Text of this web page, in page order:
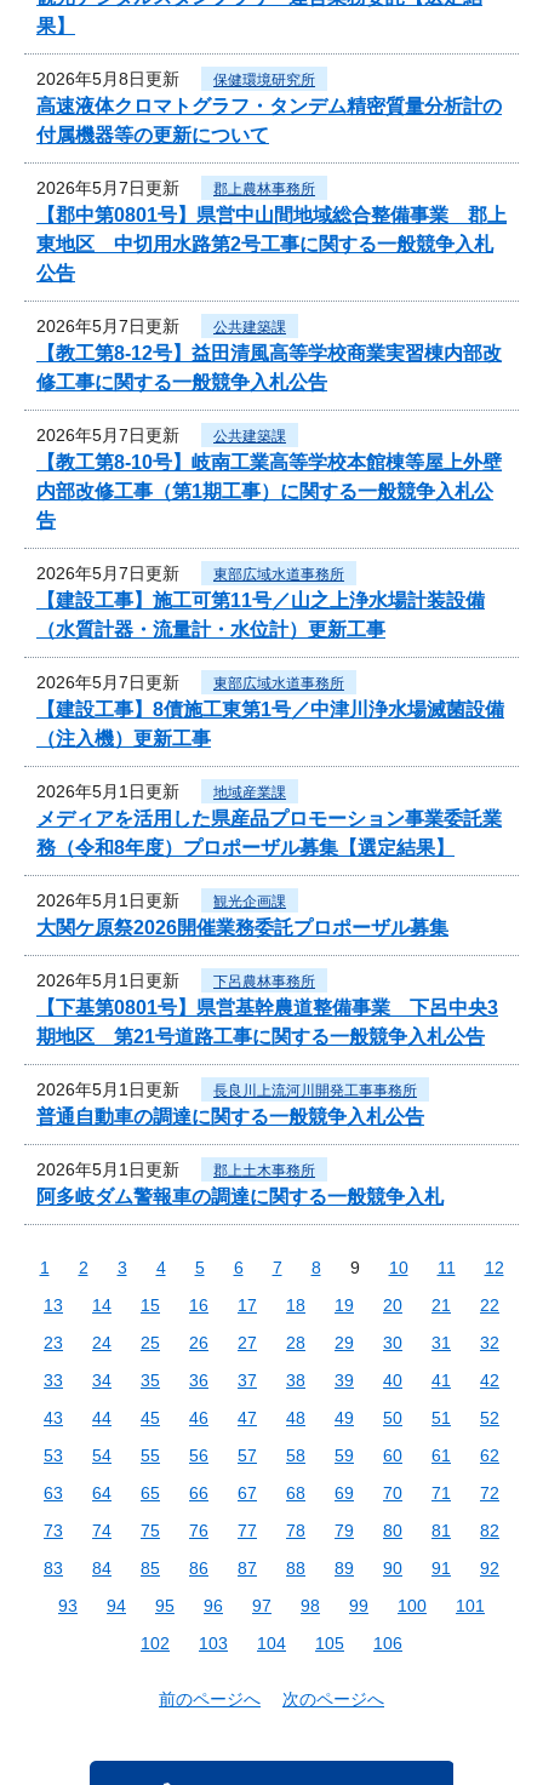
果】
2026年5月8日更新 保健環境研究所
高速液体クロマトグラフ・タンデム精密質量分析計の
付属機器等の更新について
2026年5月7日更新 郡上農林事務所
【郡中第0801号】県営中山間地域総合整備事業 郡上
東地区 中切用水路第2号工事に関する一般競争入札
公告
2026年5月7日更新 公共建築課
【教工第8-12号】益田清風高等学校商業実習棟内部改
修工事に関する一般競争入札公告
2026年5月7日更新 公共建築課
【教工第8-10号】岐南工業高等学校本館棟等屋上外壁
内部改修工事（第1期工事）に関する一般競争入札公
告
2026年5月7日更新 東部広域水道事務所
【建設工事】施工可第11号／山之上浄水場計装設備
（水質計器・流量計・水位計）更新工事
2026年5月7日更新 東部広域水道事務所
【建設工事】8債施工東第1号／中津川浄水場滅菌設備
（注入機）更新工事
2026年5月1日更新 地域産業課
メディアを活用した県産品プロモーション事業委託業
務（令和8年度）プロポーザル募集【選定結果】
2026年5月1日更新 観光企画課
大関ケ原祭2026開催業務委託プロポーザル募集
2026年5月1日更新 下呂農林事務所
【下基第0801号】県営基幹農道整備事業 下呂中央3
期地区 第21号道路工事に関する一般競争入札公告
2026年5月1日更新 長良川上流河川開発工事事務所
普通自動車の調達に関する一般競争入札公告
2026年5月1日更新 郡上土木事務所
阿多岐ダム警報車の調達に関する一般競争入札
1 2 3 4 5 6 7 8 9 10 11
12
13
14 15 16 17 18 19 20 21
22
23
24 25 26 27 28 29 30 31
32
33
34 35 36 37 38 39 40 41
42
43
44 45 46 47 48 49 50 51
52
53
54 55 56 57 58 59 60 61
62
63
64 65 66 67 68 69 70 71
72
73
74 75 76 77 78 79 80 81
82
83
84 85 86 87 88 89 90 91
92
93
94 95 96 97 98 99 100
101
102
103 104 105 106
前のページへ 次のページへ